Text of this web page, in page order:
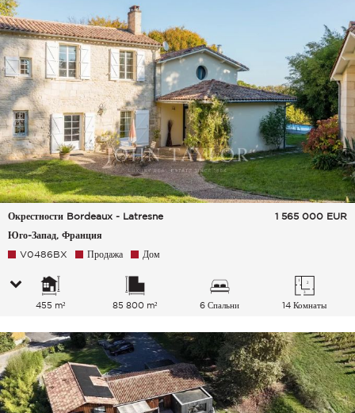
Окрестности Bordeaux - Latresne
Юго-Запад, Франция
1 565 000 EUR
V0486BX Продажа Дом
455 m² 85 800 m² 6 Спальни 14 Комнаты